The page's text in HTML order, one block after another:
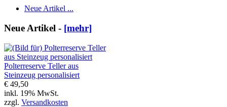
Neue Artikel ...
Neue Artikel - [mehr]
Polterreserve Teller aus
Steinzeug personalisiert
€ 49,50
inkl. 19% MwSt.
zzgl. Versandkosten